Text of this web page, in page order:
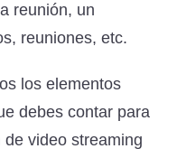
reunión, un
reuniones, etc.
los elementos
debes contar para
video streaming